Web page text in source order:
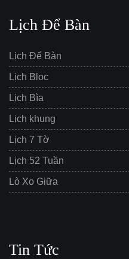
Lịch Để Bàn
Lịch Để Bàn
Lịch Bloc
Lịch Bìa
Lịch khung
Lịch 7 Tờ
Lịch 52 Tuần
Lò Xo Giữa
Tin Tức